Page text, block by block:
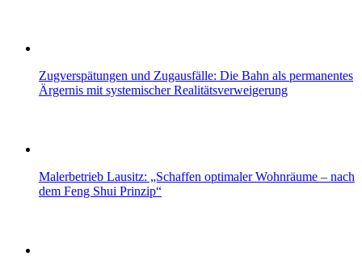
Zugverspätungen und Zugausfälle: Die Bahn als permanentes
Ärgernis mit systemischer Realitätsverweigerung
Malerbetrieb Lausitz: „Schaffen optimaler Wohnräume – nach
dem Feng Shui Prinzip“